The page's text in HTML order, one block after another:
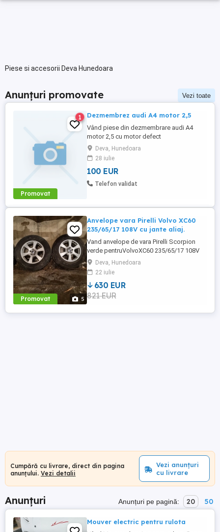
Piese si accesorii Deva Hunedoara
Anunțuri promovate Vezi toate
Promovat
1 Dezmembrez audi A4 motor 2,5
Vând piese din dezmembrare audi A4
motor 2,5 cu motor defect
Deva, Hunedoara
28 iulie
100 EUR
Telefon validat
Promovat 5
Anvelope vara Pirelli Volvo XC60
235/65/17 108V cu jante aliaj.
Vand anvelope de vara Pirelli Scorpion
verde pentruVolvoXC60 235/65/17 108V
cu jante aliaj 7Jx15X60.
Deva, Hunedoara
22 iulie
630 EUR
821 EUR
Cumpără cu livrare, direct din pagina
anunțului. Vezi detalii
Vezi anunțuri
cu livrare
Anunțuri Anunțuri pe pagină: 20 50
Mouver electric pentru rulota